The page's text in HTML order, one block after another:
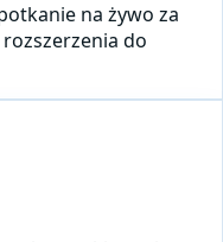
na żywo za
do